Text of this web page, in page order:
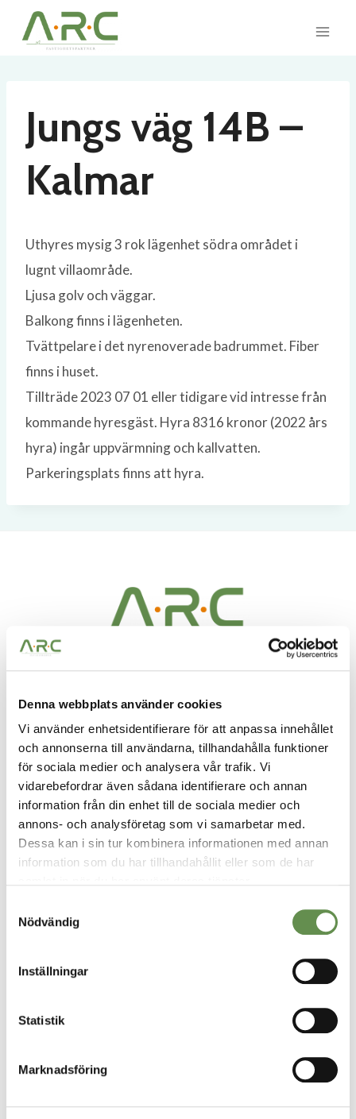
Denna webbplats använder cookies
Vi använder enhetsidentifierare för att anpassa innehållet
och annonserna till användarna, tillhandahålla funktioner
för sociala medier och analysera vår trafik. Vi
vidarebefordrar även sådana identifierare och annan
information från din enhet till de sociala medier och
annons- och analysföretag som vi samarbetar med.
Dessa kan i sin tur kombinera informationen med annan
information som du har tillhandahållit eller som de har
Nödvändig
Inställningar
Statistik
Marknadsföring
Jungs väg 14B –
Kalmar
Uthyres mysig 3 rok lägenhet södra området i
lugnt villaområde.
Ljusa golv och väggar.
Balkong finns i lägenheten.
Tvättpelare i det nyrenoverade badrummet. Fiber
finns i huset.
Tillträde 2023 07 01 eller tidigare vid intresse från
kommande hyresgäst. Hyra 8316 kronor (2022 års
hyra) ingår uppvärmning och kallvatten.
Parkeringsplats finns att hyra.
fastigheter. Möjligheter att skapa bestående värden
och få vara med och utveckla något till det bättre.